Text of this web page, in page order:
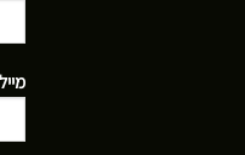
מייל